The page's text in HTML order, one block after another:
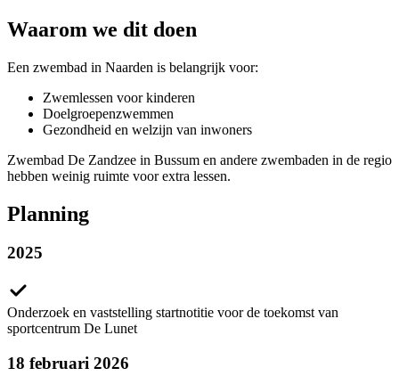
Waarom we dit doen
Een zwembad in Naarden is belangrijk voor:
Zwemlessen voor kinderen
Doelgroepenzwemmen
Gezondheid en welzijn van inwoners
Zwembad De Zandzee in Bussum en andere zwembaden in de regio
hebben weinig ruimte voor extra lessen.
Planning
2025
Onderzoek en vaststelling startnotitie voor de toekomst van
sportcentrum De Lunet
18 februari 2026